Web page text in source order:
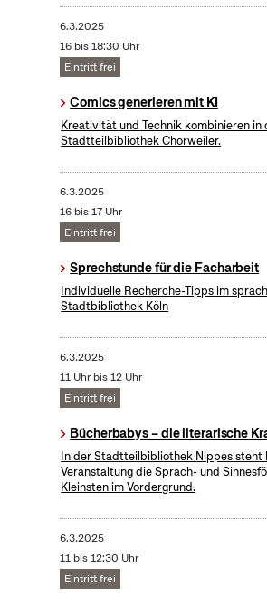
6.3.2025
16 bis 18:30 Uhr
Eintritt frei
Comics generieren mit KI
Kreativität und Technik kombinieren in
Stadtteilbibliothek Chorweiler.
6.3.2025
16 bis 17 Uhr
Eintritt frei
Sprechstunde für die Facharbeit
Individuelle Recherche-Tipps im
Stadtbibliothek Köln
6.3.2025
11 Uhr bis 12 Uhr
Eintritt frei
Bücherbabys – die literarische
In der Stadtteilbibliothek Nippes steht
Veranstaltung die Sprach- und
Kleinsten im Vordergrund.
6.3.2025
11 bis 12:30 Uhr
Eintritt frei